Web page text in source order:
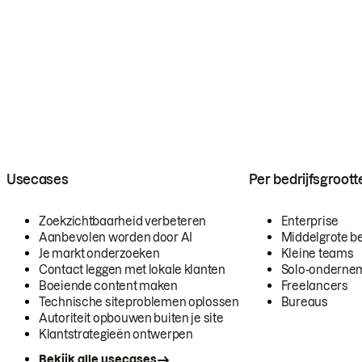
Usecases
Zoekzichtbaarheid verbeteren
Aanbevolen worden door AI
Je markt onderzoeken
Contact leggen met lokale klanten
Boeiende content maken
Technische siteproblemen oplossen
Autoriteit opbouwen buiten je site
Klantstrategieën ontwerpen
Per
Enterprise
Middelgrote
Kleine teams
Solo-
Freelancers
Bureaus